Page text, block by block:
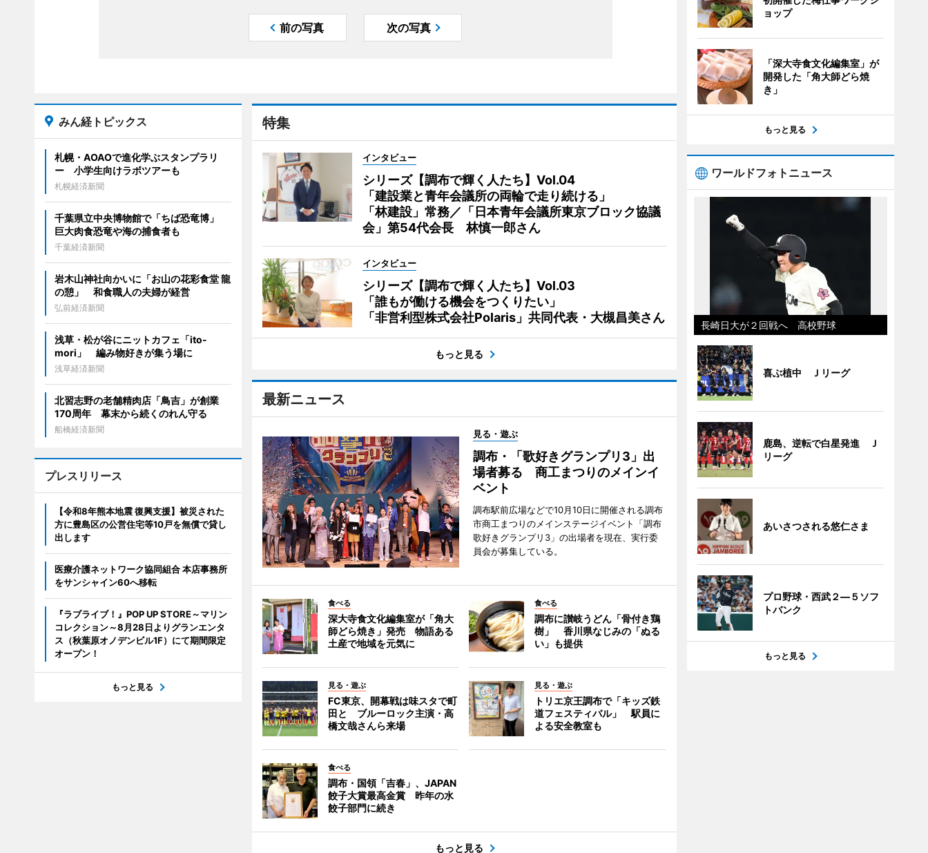
前の写真 次の写真
特集
インタビュー
シリーズ【調布で輝く人たち】Vol.04
「建設業と青年会議所の両輪で走り続ける」
「林建設」常務／「日本青年会議所東京ブロック協議
会」第54代会長 林慎一郎さん
インタビュー
シリーズ【調布で輝く人たち】Vol.03
「誰もが働ける機会をつくりたい」
「非営利型株式会社Polaris」共同代表・大槻昌美さん
もっと見る
最新ニュース
見る・遊ぶ
調布・「歌好きグランプリ3」出
場者募る 商工まつりのメインイ
ベント
調布駅前広場などで10月10日に開催される調布
市商工まつりのメインステージイベント「調布
歌好きグランプリ3」の出場者を現在、実行委
員会が募集している。
食べる
深大寺食文化編集室が「角大
師どら焼き」発売 物語ある
土産で地域を元気に
食べる
調布に讃岐うどん「骨付き鶏
樹」 香川県なじみの「ぬる
い」も提供
見る・遊ぶ
FC東京、開幕戦は味スタで町
田と ブルーロック主演・高
橋文哉さんら来場
見る・遊ぶ
トリエ京王調布で「キッズ鉄
道フェスティバル」 駅員に
よる安全教室も
食べる
調布・国領「吉春」、JAPAN
餃子大賞最高金賞 昨年の水
餃子部門に続き
もっと見る
みん経トピックス
札幌・AOAOで進化学ぶスタンプラリ
ー 小学生向けラボツアーも
札幌経済新聞
千葉県立中央博物館で「ちば恐竜博」
巨大肉食恐竜や海の捕食者も
千葉経済新聞
岩木山神社向かいに「お山の花彩食堂 龍
の憩」 和食職人の夫婦が経営
弘前経済新聞
浅草・松が谷にニットカフェ「ito-
mori」 編み物好きが集う場に
浅草経済新聞
北習志野の老舗精肉店「鳥吉」が創業
170周年 幕末から続くのれん守る
船橋経済新聞
プレスリリース
【令和8年熊本地震 復興支援】被災された
方に豊島区の公営住宅等10戸を無償で貸し
出します
医療介護ネットワーク協同組合 本店事務所
をサンシャイン60へ移転
『ラブライブ！』POP UP STORE～マリン
コレクション～8月28日よりグランエンタ
ス（秋葉原オノデンビル1F）にて期間限定
オープン！
もっと見る
ョップ
「深大寺食文化編集室」が
開発した「角大師どら焼
き」
もっと見る
ワールドフォトニュース
長崎日大が２回戦へ 高校野球
喜ぶ植中 Ｊリーグ
鹿島、逆転で白星発進 Ｊ
リーグ
あいさつされる悠仁さま
プロ野球・西武２―５ソフ
トバンク
もっと見る